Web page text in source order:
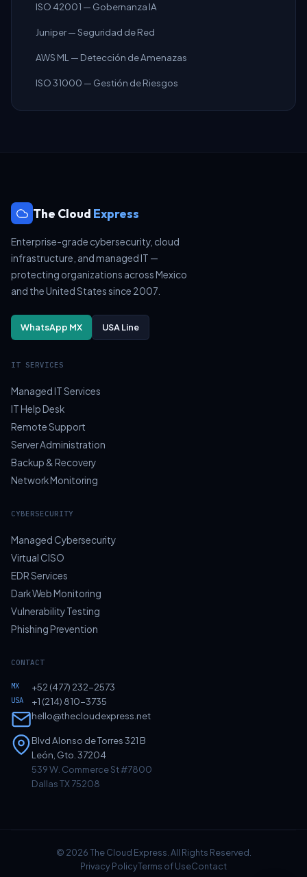
ISO 42001 — Gobernanza IA
Juniper — Seguridad de Red
AWS ML — Detección de Amenazas
ISO 31000 — Gestión de Riesgos
The Cloud Express
Enterprise-grade cybersecurity, cloud
infrastructure, and managed IT —
protecting organizations across Mexico
and the United States since 2007.
WhatsApp MX USA Line
IT SERVICES
Managed IT Services
IT Help Desk
Remote Support
Server Administration
Backup & Recovery
Network Monitoring
CYBERSECURITY
Managed Cybersecurity
Virtual CISO
EDR Services
Dark Web Monitoring
Vulnerability Testing
Phishing Prevention
CONTACT
MX +52 (477) 232-2573
USA
+1 (214) 810-3735
hello@thecloudexpress.net
Blvd Alonso de Torres 321 B
León, Gto. 37204
539 W. Commerce St #7800
Dallas TX 75208
© 2026 The Cloud Express. All Rights Reserved.
Privacy PolicyTerms of UseContact